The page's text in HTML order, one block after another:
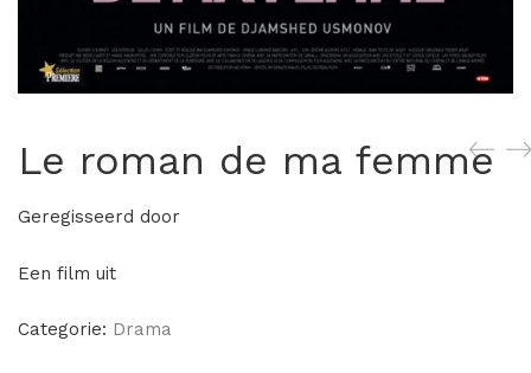
Le roman de ma femme
Geregisseerd door
Een film uit
Categorie: Drama